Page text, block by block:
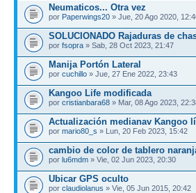
Neumaticos... Otra vez
por Paperwings20 » Jue, 20 Ago 2020,
SOLUCIONADO Rajaduras de
por fsopra » Sab, 28 Oct 2023, 21:47
Manija Portón Lateral
por cuchillo » Jue, 27 Ene 2022, 23:43
Kangoo Life modificada
por cristianbara68 » Mar, 08 Ago 2023,
Actualización medianav Kangoo
por mario80_s » Lun, 20 Feb 2023, 15:42
cambio de color de tablero
por lu6mdm » Vie, 02 Jun 2023, 20:30
Ubicar GPS oculto
por claudiolanus » Vie, 05 Jun 2015, 20:42